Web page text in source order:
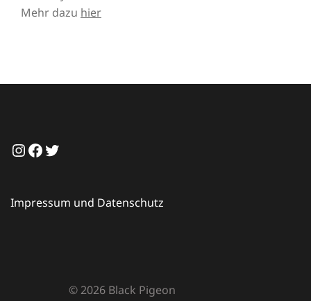
Mehr dazu hier
Instagram
Facebook
Twitter
Impressum und Datenschutz
© 2026 Black Pigeon